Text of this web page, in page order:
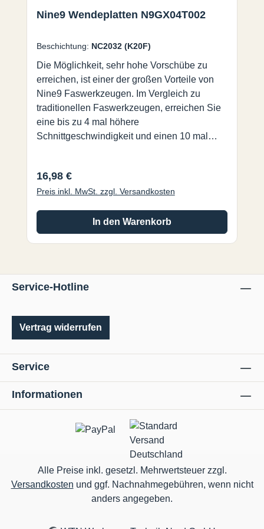
Nine9 Wendeplatten N9GX04T002
Beschichtung: NC2032 (K20F)
Die Möglichkeit, sehr hohe Vorschübe zu
erreichen, ist einer der großen Vorteile von
Nine9 Faswerkzeugen. Im Vergleich zu
traditionellen Faswerkzeugen, erreichen Sie
eine bis zu 4 mal höhere
Schnittgeschwindigkeit und einen 10 mal
Markt gibt. NC2032:• AlTiN Beschichtung für
eine sehr hohe Standzeit.• Für unlegierte und
Stähle bis 56HRC.• Jede
Wendeschneidplatte hat 4 Schneiden.
Oberflächengüten.• Für NE-Metalle, wie
Aluminium, Messing, Kupfer, Titan, Kunststoff
Regulärer Preis:
16,98 €
Preis inkl. MwSt. zzgl. Versandkosten
In den Warenkorb
Service-Hotline
Vertrag widerrufen
Service
Informationen
Alle Preise inkl. gesetzl. Mehrwertsteuer zzgl.
Versandkosten und ggf. Nachnahmegebühren, wenn nicht
anders angegeben.